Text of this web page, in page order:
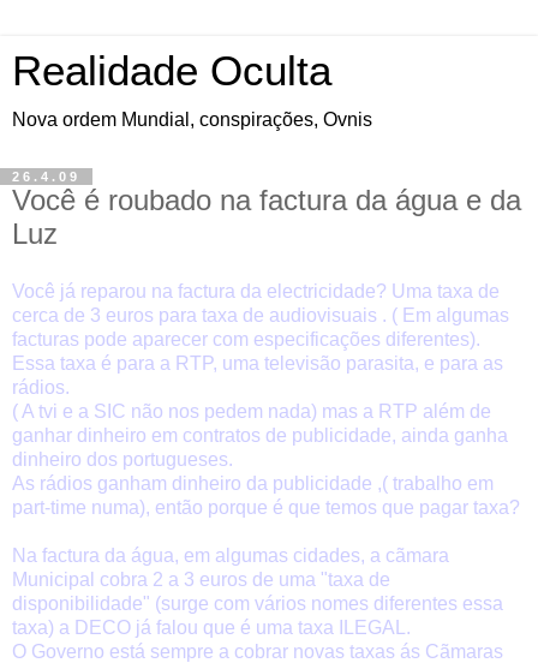
Realidade Oculta
Nova ordem Mundial, conspirações, Ovnis
26.4.09
Você é roubado na factura da água e da
Luz
Você já reparou na factura da electricidade? Uma taxa de
cerca de 3 euros para taxa de audiovisuais . ( Em algumas
facturas pode aparecer com especificações diferentes).
Essa taxa é para a RTP, uma televisão parasita, e para as
rádios.
( A tvi e a SIC não nos pedem nada) mas a RTP além de
ganhar dinheiro em contratos de publicidade, ainda ganha
dinheiro dos portugueses.
As rádios ganham dinheiro da publicidade ,( trabalho em
part-time numa), então porque é que temos que pagar taxa?
Na factura da água, em algumas cidades, a cãmara
Municipal cobra 2 a 3 euros de uma "taxa de
disponibilidade" (surge com vários nomes diferentes essa
taxa) a DECO já falou que é uma taxa ILEGAL.
O Governo está sempre a cobrar novas taxas ás Cãmaras